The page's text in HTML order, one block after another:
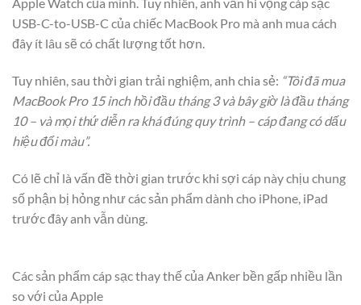
Apple Watch của mình. Tuy nhiên, anh vẫn hi vọng cáp sạc
USB-C-to-USB-C của chiếc MacBook Pro mà anh mua cách
đây ít lâu sẽ có chất lượng tốt hơn.
Tuy nhiên, sau thời gian trải nghiệm, anh chia sẻ: “Tôi đã mua
MacBook Pro 15 inch hồi đầu tháng 3 và bây giờ là đầu tháng
10 – và mọi thứ diễn ra khá đúng quy trình – cáp đang có dấu
hiệu đổi màu”.
Có lẽ chỉ là vấn đề thời gian trước khi sợi cáp này chịu chung
số phận bị hỏng như các sản phẩm dành cho iPhone, iPad
trước đây anh vẫn dùng.
Các sản phẩm cáp sạc thay thế của Anker bền gấp nhiều lần
so với của Apple